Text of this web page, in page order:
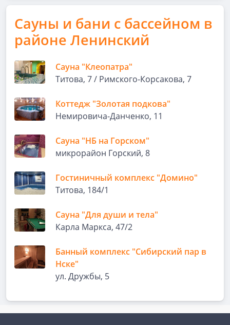
Сауны и бани с бассейном в
районе Ленинский
Сауна "Клеопатра"
Титова, 7 / Римского-Корсакова, 7
Коттедж "Золотая подкова"
Немировича-Данченко, 11
Сауна "НБ на Горском"
микрорайон Горский, 8
Гостиничный комплекс "Домино"
Титова, 184/1
Сауна "Для души и тела"
Карла Маркса, 47/2
Банный комплекс "Сибирский пар в
Нске"
ул. Дружбы, 5